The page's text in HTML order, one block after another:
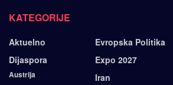
KATEGORIJE
Aktuelno
Dijaspora
Austrija
Evropska Politika
Expo 2027
Iran